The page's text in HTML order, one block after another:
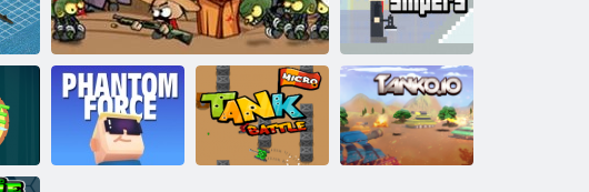
D-Day: Rush -
Tower Defense
Dachspender